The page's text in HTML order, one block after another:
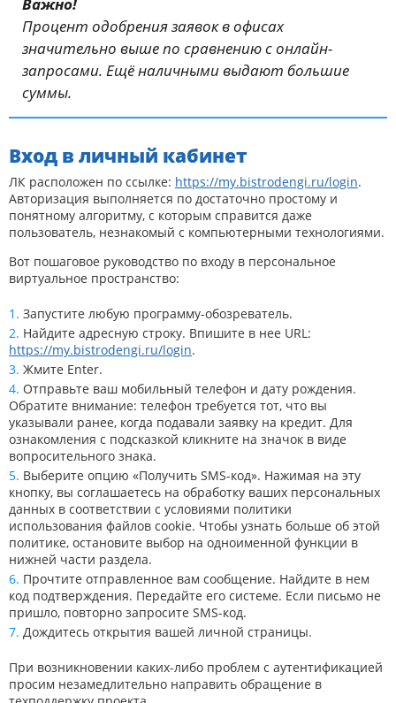
Процент одобрения заявок в офисах
значительно выше по сравнению с онлайн-
запросами. Ещё наличными выдают большие
суммы.
Вход в личный кабинет
ЛК расположен по ссылке: https://my.bistrodengi.ru/login.
Авторизация выполняется по достаточно простому и
понятному алгоритму, с которым справится даже
пользователь, незнакомый с компьютерными технологиями.
Вот пошаговое руководство по входу в персональное
виртуальное пространство:
Запустите любую программу-обозреватель.
Найдите адресную строку. Впишите в нее URL:
https://my.bistrodengi.ru/login.
Жмите Enter.
Отправьте ваш мобильный телефон и дату рождения.
Обратите внимание: телефон требуется тот, что вы
указывали ранее, когда подавали заявку на кредит. Для
ознакомления с подсказкой кликните на значок в виде
вопросительного знака.
Выберите опцию «Получить SMS-код». Нажимая на эту
кнопку, вы соглашаетесь на обработку ваших персональных
данных в соответствии с условиями политики
использования файлов cookie. Чтобы узнать больше об этой
политике, остановите выбор на одноименной функции в
нижней части раздела.
Прочтите отправленное вам сообщение. Найдите в нем
код подтверждения. Передайте его системе. Если письмо не
пришло, повторно запросите SMS-код.
Дождитесь открытия вашей личной страницы.
При возникновении каких-либо проблем с аутентификацией
просим незамедлительно направить обращение в